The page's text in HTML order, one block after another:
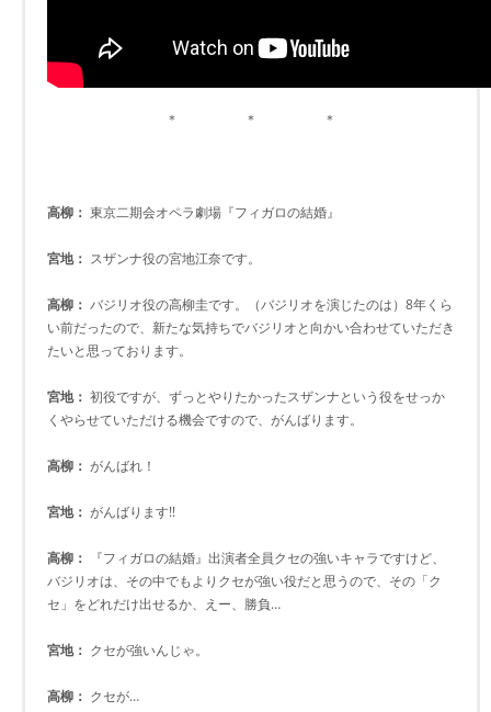
＊ ＊ ＊
高柳： 東京二期会オペラ劇場『フィガロの結婚』
宮地： スザンナ役の宮地江奈です。
高柳： バジリオ役の高柳圭です。（バジリオを演じたのは）8年くら
い前だったので、新たな気持ちでバジリオと向かい合わせていただき
たいと思っております。
宮地： 初役ですが、ずっとやりたかったスザンナという役をせっか
くやらせていただける機会ですので、がんばります。
高柳： がんばれ！
宮地： がんばります!!
高柳：
『フィガロの結婚』出演者全員クセの強いキャラですけど、
バジリオは、その中でもよりクセが強い役だと思うので、その「ク
セ」をどれだけ出せるか、えー、勝負…
宮地： クセが強いんじゃ。
高柳： クセが…